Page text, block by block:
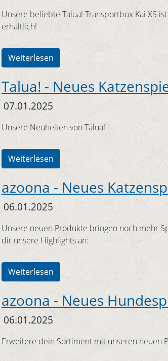
Unsere beliebte Talua! Transportbox Kai XS
erhältlich!
Weiterlesen
Talua! - Neues
07.01.2025
Unsere Neuheiten von Talua!
Weiterlesen
azoona - Neues
06.01.2025
Unsere neuen Produkte bringen noch mehr
dir unsere Highlights an:
Weiterlesen
azoona - Neues
06.01.2025
Erweitere dein Sortiment mit unseren neuen